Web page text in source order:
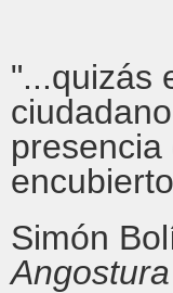
"...quizás
Simón
Angostura